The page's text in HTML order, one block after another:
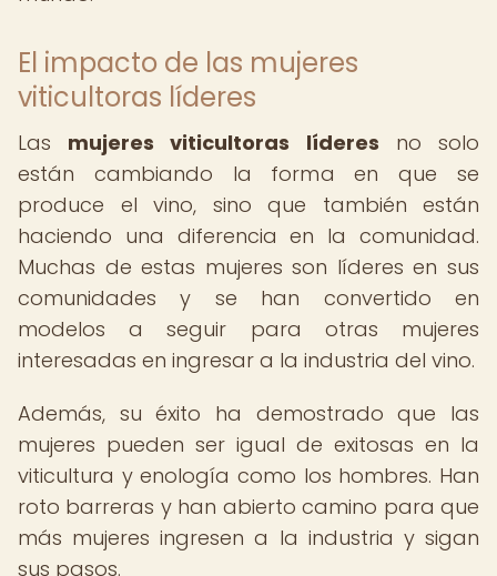
El impacto de las mujeres
viticultoras líderes
Las mujeres viticultoras líderes no solo
están cambiando la forma en que se
produce el vino, sino que también están
haciendo una diferencia en la comunidad.
Muchas de estas mujeres son líderes en sus
comunidades y se han convertido en
modelos a seguir para otras mujeres
interesadas en ingresar a la industria del vino.
Además, su éxito ha demostrado que las
mujeres pueden ser igual de exitosas en la
viticultura y enología como los hombres. Han
roto barreras y han abierto camino para que
más mujeres ingresen a la industria y sigan
sus pasos.